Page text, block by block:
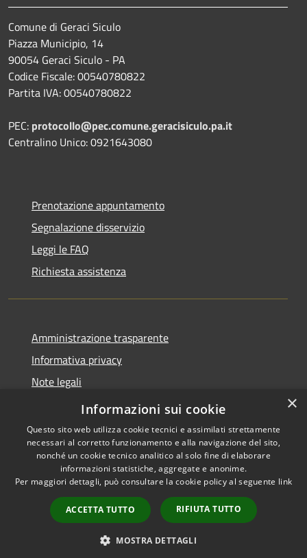
Comune di Geraci Siculo
Piazza Municipio, 14
90054 Geraci Siculo - PA
Codice Fiscale: 00540780822
Partita IVA: 00540780822
PEC: protocollo@pec.comune.geracisiculo.pa.it
Centralino Unico: 0921643080
Prenotazione appuntamento
Segnalazione disservizio
Leggi le FAQ
Richiesta assistenza
Amministrazione trasparente
Informativa privacy
Note legali
Dichiarazione di accessibilità
Accessibilità
Copyright © 2026 • Comune di
Geraci Siculo • Powered by
Municipium•
Accesso
redazione
×
Informazioni sui cookie
Questo sito web utilizza cookie tecnici e assimilati strettamente
necessari al corretto funzionamento e alla navigazione del sito,
nonché un cookie tecnico analitico al solo fine di elaborare
informazioni statistiche, aggregate e anonime.
Per maggiori dettagli, può consultare la cookie policy al seguente link
ACCETTA TUTTO RIFIUTA TUTTO
MOSTRA DETTAGLI